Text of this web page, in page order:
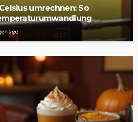
umrechnen: So
ago